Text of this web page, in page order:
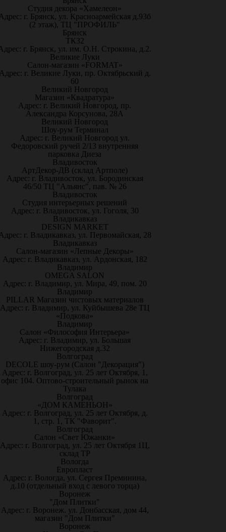
Студия декора «Хамелеон»
г. Брянск, ул. Красноармейская д.93б
(2 этаж), ТЦ "ПРОФИЛЬ"
Брянск
ТК32
г. Брянск, ул. им. О.Н. Строкина, д.2.
Великие Луки
Салон-магазин «FORMAT»
г. Великие Луки, пр. Октябрьский д.
60
Великий Новгород
Магазин «Квадратура»
Адрес: г. Великий Новгород, пр.
Александра Корсунова, 28А
Великий Новгород
Шоу-рум Терминал
Адрес: г. Великий Новгород ул.
Федоровский ручей 2/13 внутренняя
парковка Диеза
Владивосток
АртДекор-ДВ (склад Артполе)
Адрес: г. Владивосток, ул. Бородинская
46/50 ТЦ "Альянс", пав. № 26
Владивосток
Студия интерьерных решений
Адрес: г. Владивосток, ул. Гоголя, 30
Владикавказ
DESIGN MARKET
г. Владикавказ, ул. Первомайская, 28
Владикавказ
Салон-магазин «Лепные Декоры»
Адрес: г. Владикавказ, ул. Ардонская, 182
Владимир
OMEGA SALON
Адрес: г. Владимир, ул. Мира, 49, пом. 20
Владимир
PILLAR Магазин чистовых материалов
Адрес: г. Владимир, ул. Куйбышева 28е ТЦ
«Подкова»
Владимир
Салон «Философия Интерьера»
Адрес: г. Владимир, ул. Большая
Нижегородская д.32
Волгоград
DECOLE шоу-рум (Салон "Декорация")
Адрес: г. Волгоград, ул. 25 лет Октября, 1,
офис 104. Оптово-строительный рынок на
Тулака
Волгоград
«ДОМ КАМЕНЬОН»
Адрес: г. Волгоград, ул. 25 лет Октября, д.
1, стр. 1, ТК "Фаворит".
Волгоград
Салон «Свет Южанки»
Адрес: г. Волгоград, ул. 25 лет Октября 1Ц,
склад ТР
Вологда
Европласт
Адрес: г. Вологда, ул. Сергея Преминина,
д.10 (отдельный вход с левого торца)
Воронеж
"Дом Плитки"
Адрес: г. Воронеж. ул. Донбасская, дом 44,
магазин "Дом Плитки"
Воронеж